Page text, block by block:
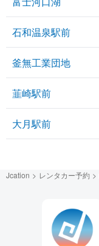
石和温泉駅前
釜無工業団地
韮崎駅前
大月駅前
Jcation レンタカー予約